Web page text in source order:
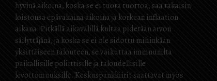
hyvinä aikoina, koska se ei tuota tuottoa, saa takaisin
loistonsa epävakaina aikoina ja korkean inflaation
aikana. Pitkällä aikavälillä kultaa pidetään arvon
säilyttäjänä, ja koska se ei ole sidottu mihinkään
yksittäiseen talouteen, se vaikuttaa immuunilta
paikallisille poliittisille ja taloudellisille
levottomuuksille. Keskuspankkiirit saattavat myös